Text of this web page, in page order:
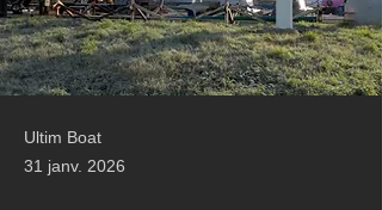
Ultim Boat
31 janv. 2026